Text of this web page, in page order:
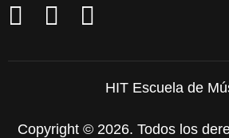
HIT Escuela de
Copyright © 2026. Todos los